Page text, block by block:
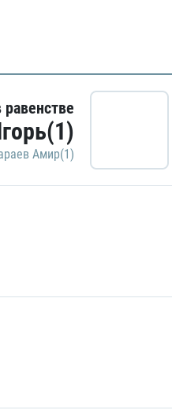
равенстве
Амир(1)